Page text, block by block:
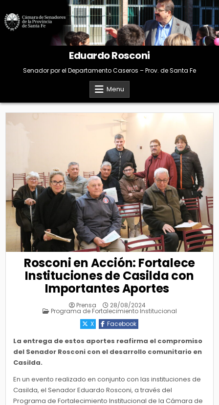
to
content
Eduardo Rosconi
Senador por el Departamento Caseros – Prov. de Santa Fe
Menu
Rosconi en Acción: Fortalece
Instituciones de Casilda con
Importantes Aportes
Prensa 28/08/2024
Posted
Programa de Fortalecimiento Institucional
X
Facebook
La entrega de estos aportes reafirma el compromiso
del Senador Rosconi con el desarrollo comunitario en
Casilda.
En un evento realizado en conjunto con las instituciones de
Casilda, el Senador Eduardo Rosconi, a través del
Programa de Fortalecimiento Institucional de la Cámara de